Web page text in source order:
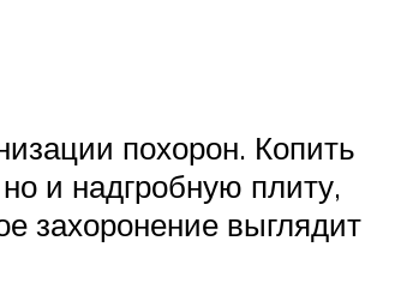
похорон. Копить
и надгробную плиту,
захоронение выглядит